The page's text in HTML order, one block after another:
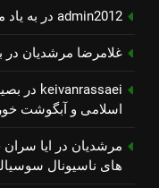
admin2012 در به
غلامرضا مرشدیان در
keivanrassaei در
اسلامی و آبگوشت
مرشدیان در ایا
های ناسیونال